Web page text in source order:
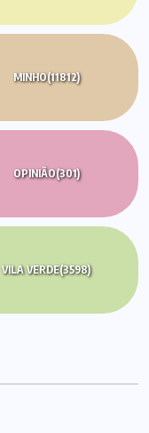
MINHO(11812)
OPINIÃO(301)
VILA VERDE(3598)